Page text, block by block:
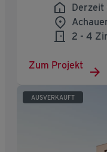
Derzeit
2 - 4
Zum Projekt
AUSVERKAUFT